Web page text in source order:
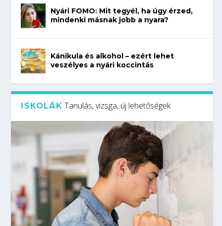
Nyári FOMO: Mit tegyél, ha úgy érzed,
mindenki másnak jobb a nyara?
Kánikula és alkohol – ezért lehet
veszélyes a nyári koccintás
ISKOLÁK Tanulás, vizsga, új lehetőségek